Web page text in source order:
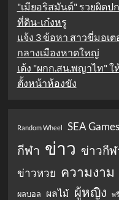
"เมียอริสมันต์" รวยผิดป
ที่ดิน-เก๋งหรู
แจ้ง 3 ข้อหา สาวขี่มอเ
กลางเมืองหาดใหญ่
เด้ง "ผกก.สน.พญาไท"
ตั้งหน้าห้องขัง
Random Wheel SEA
กีฬา ข่าว ข่าวกีฬ
ข่าวหวย ความงาม
ผลบอล ผลไม้ ผู้หญิง พ